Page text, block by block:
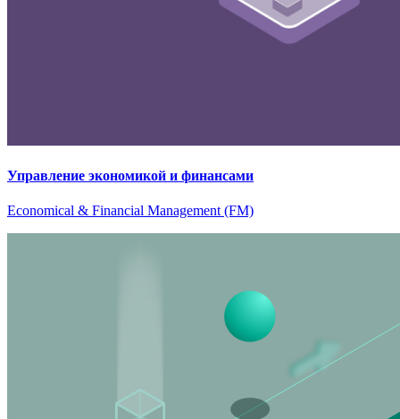
Управление экономикой и финансами
Economical & Financial Management (FM)